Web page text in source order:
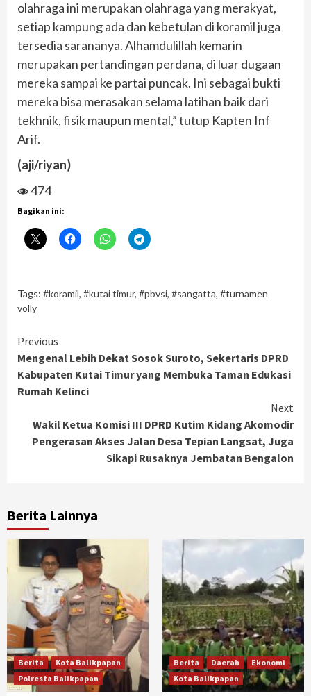
olahraga ini merupakan olahraga yang merakyat,
setiap kampung ada dan kebetulan di koramil juga
tersedia sarananya. Alhamdulillah kemarin
merupakan pertandingan perdana, di luar dugaan
mereka sampai ke partai puncak. Ini sebagai bukti
mereka bisa merasakan selama latihan baik dari
tekhnik, fisik maupun mental,” tutup Kapten Inf
Arif.
(aji/riyan)
474
Bagikan ini:
Tags: #koramil, #kutai timur, #pbvsi, #sangatta, #turnamen
volly
Continue
Reading
Previous
Mengenal Lebih Dekat Sosok Suroto, Sekertaris DPRD
Kabupaten Kutai Timur yang Membuka Taman Edukasi
Rumah Kelinci
Next
Wakil Ketua Komisi III DPRD Kutim Kidang Akomodir
Pengerasan Akses Jalan Desa Tepian Langsat, Juga
Sikapi Rusaknya Jembatan Bengalon
Berita Lainnya
Berita
Kota Balikpapan
Polresta Balikpapan
Berita Daerah
Ekonomi
Kota Balikpapan